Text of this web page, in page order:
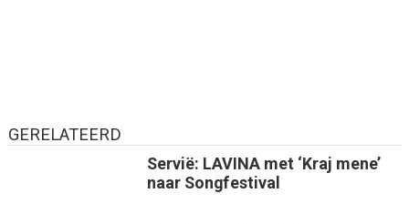
GERELATEERD
Servië: LAVINA met ‘Kraj mene’
naar Songfestival